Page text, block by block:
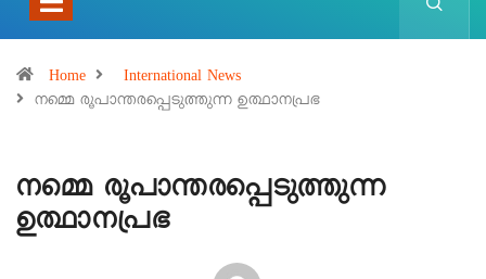
Home
International News
നമ്മെ രൂപാന്തരപ്പെടുത്തുന്ന ഉത്ഥാനപ്രഭ
നമ്മെ രൂപാന്തരപ്പെടുത്തുന്ന
ഉത്ഥാനപ്രഭ